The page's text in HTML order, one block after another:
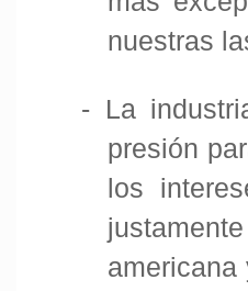
nuestras
- La
presión
los
americana